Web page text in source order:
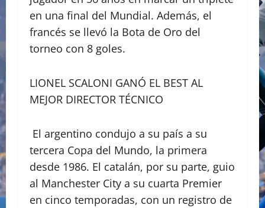
en una final del Mundial. Además, el
francés se llevó la Bota de Oro del
torneo con 8 goles.
LIONEL SCALONI GANÓ EL BEST AL
MEJOR DIRECTOR TÉCNICO
El argentino condujo a su país a su
tercera Copa del Mundo, la primera
desde 1986. El catalán, por su parte, guio
al Manchester City a su cuarta Premier
en cinco temporadas, con un registro de